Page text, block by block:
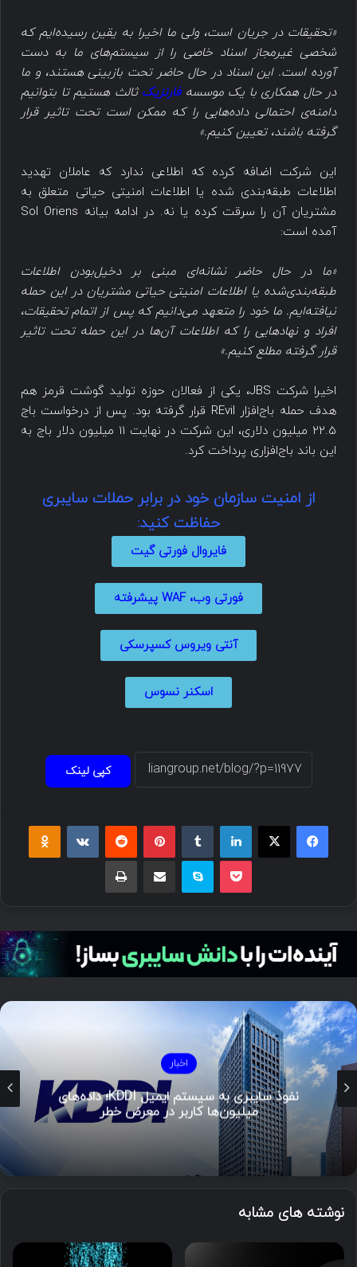
«تحقیقات در جریان است، ولی ما اخیرا به یقین رسیده‌ایم که
شخصی غیرمجاز اسناد خاصی را از سیستم‌های ما به دست
آورده است. این اسناد در حال حاضر تحت بازبینی هستند، و ما
در حال همکاری با یک موسسه فارنزیک ثالث هستیم تا بتوانیم
دامنه‌ی احتمالی داده‌هایی را که ممکن است تحت تاثیر قرار
گرفته باشند، تعیین کنیم.»
این شرکت اضافه کرده که اطلاعی ندارد که عاملان تهدید
اطلاعات طبقه‌بندی شده یا اطلاعات امنیتی حیاتی متعلق به
مشتریان آن را سرقت کرده یا نه. در ادامه بیانه Sol Oriens
آمده است:
«ما در حال حاضر نشانه‌ای مبنی بر دخیل‌بودن اطلاعات
طبقه‌بندی‌شده یا اطلاعات امنیتی حیاتی مشتریان در این حمله
نیافته‌ایم. ما خود را متعهد می‌دانیم که پس از اتمام تحقیقات،
افراد و نهادهایی را که اطلاعات آن‌ها در این حمله تحت تاثیر
قرار گرفته مطلع کنیم.»
اخیرا شرکت JBS، یکی از فعالان حوزه تولید گوشت قرمز هم
هدف حمله باج‌افزار REvil قرار گرفته بود. پس از درخواست باج
22.5 میلیون دلاری، این شرکت در نهایت 11 میلیون دلار باج به
این باند باج‌افزاری پرداخت کرد.
از امنیت سازمان خود در برابر حملات سایبری
حفاظت کنید:
فایروال فورتی گیت
فورتی وب، WAF پیشرفته
آنتی ویروس کسپرسکی
اسکنر نسوس
کپی لینک
اخبار
نفوذ سایبری به سیستم ایمیل KDDI؛ داده‌های
میلیون‌ها کاربر در معرض خطر
نوشته های مشابه